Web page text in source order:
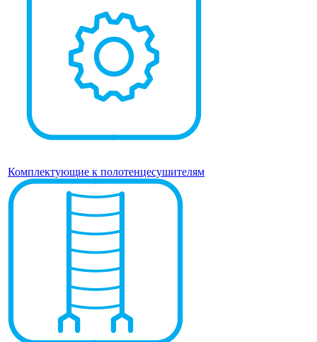
Комплектующие к полотенцесушителям